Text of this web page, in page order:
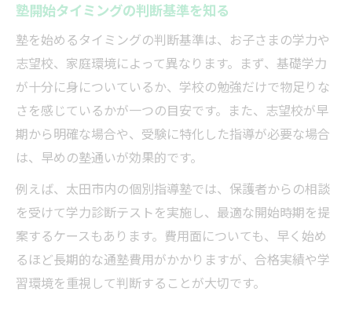
塾開始タイミングの判断基準を知る
塾を始めるタイミングの判断基準は、お子さまの学力や
志望校、家庭環境によって異なります。まず、基礎学力
が十分に身についているか、学校の勉強だけで物足りな
さを感じているかが一つの目安です。また、志望校が早
期から明確な場合や、受験に特化した指導が必要な場合
は、早めの塾通いが効果的です。
例えば、太田市内の個別指導塾では、保護者からの相談
を受けて学力診断テストを実施し、最適な開始時期を提
案するケースもあります。費用面についても、早く始め
るほど長期的な通塾費用がかかりますが、合格実績や学
習環境を重視して判断することが大切です。